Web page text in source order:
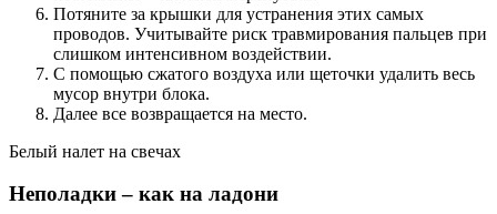
Потяните за крышки для устранения этих самых
проводов. Учитывайте риск травмирования пальцев при
слишком интенсивном воздействии.
С помощью сжатого воздуха или щеточки удалить весь
мусор внутри блока.
Далее все возвращается на место.
Белый налет на свечах
Неполадки – как на ладони